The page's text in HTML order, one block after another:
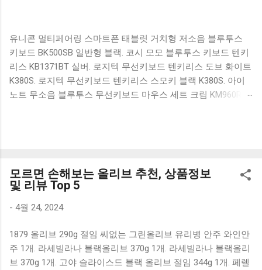
유니콘 멀티페어링 스마트폰 태블릿 거치형 저소음 블루투스
키보드 BK500SB 일반형 블랙. 코시 모모 블루투스 키보드 텐키
리스 KB1371BT 실버. 로지텍 무선키보드 텐키리스 도브 화이트
K380S. 로지텍 무선키보드 텐키리스 스모키 블랙 K380S. 아이
노트 무소음 블루투스 무선키보드 마우스 세트 크림 KM960RB
혜택을 놓치지 마세요. 다양한 할인 혜택과 빠른배송 혜택을 놓
치지 않도록 먼저 확인해보세요. 추가할인 확인하기 상품 하나
를 사더라도 종류도 많고, 가격도 다양해서 결정이 많이 어려우
많을 수 밖에 없습니다. 다양한 상품들을 상세스펙 과 가격 을
꼼꼼히 비교해서 구매하실 수 있도록 순위 추천 해드릴게요. 특
가상품 보러가기 추천상품 Best 유니콘 멀티페어링 스마트폰
모르면 손해보는 올리브 추천, 상품정보
및 리뷰 Top 5
- 4월 24, 2024
1879 올리브 290g 절임 씨없는 그린올리브 유리병 안주 와인안
주 1개. 라세빌라나 블랙올리브 370g 1개. 라세빌라나 블랙올리
브 370g 1개. 고야 슬라이스드 블랙 올리브 절임 344g 1개. 페렐